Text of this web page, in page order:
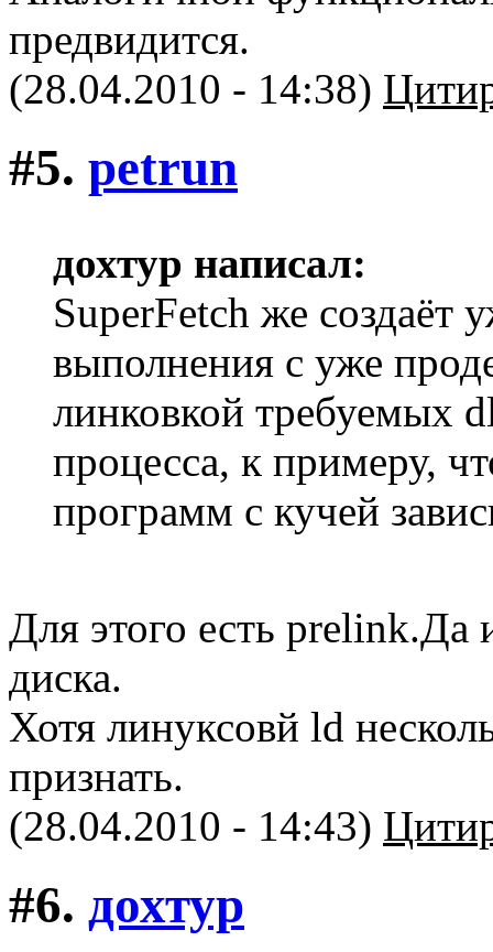
предвидится.
(28.04.2010 - 14:38)
#5. petrun
дохтур написал:
SuperFetch же создаёт
выполнения с уже
линковкой требуемых
процесса, к примеру,
программ с кучей
Для этого есть prelink.Да
диска.
Хотя линуксовй ld
признать.
(28.04.2010 - 14:43)
#6. дохтур